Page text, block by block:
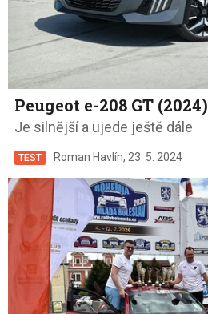
Peugeot e-208 GT (2024)
Je silnější a ujede ještě dále
TEST Roman Havlín, 23. 5. 2024